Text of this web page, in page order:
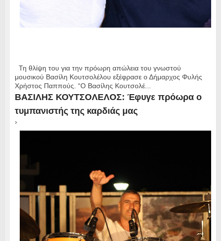
Τη θλίψη του για την πρόωρη απώλεια του γνωστού
μουσικού Βασίλη Κουτσολέλου εξέφρασε ο Δήμαρχος Φυλής
Χρήστος Παππούς. “Ο Βασίλης Κουτσολέ...
ΒΑΣΙΛΗΣ ΚΟΥΤΣΟΛΕΛΟΣ: Έφυγε πρόωρα ο
τυμπανιστής της καρδιάς μας
›